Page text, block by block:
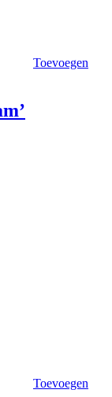
Toevoegen
Toevoegen